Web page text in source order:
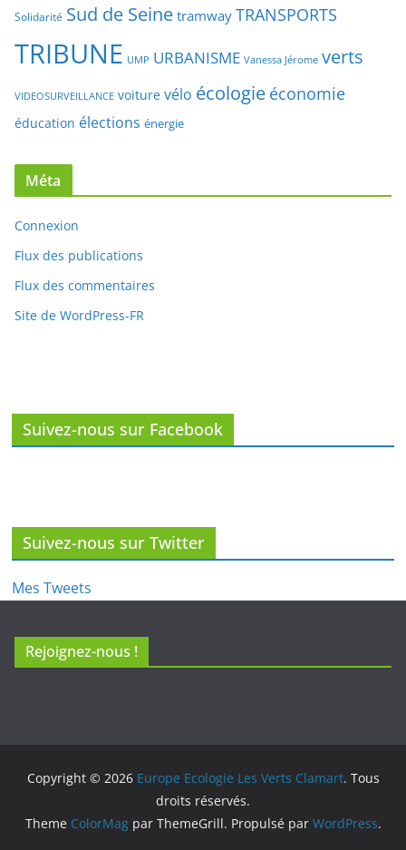
Solidarité Sud de Seine tramway TRANSPORTS
TRIBUNE UMP URBANISME Vanessa Jérome verts
VIDEOSURVEILLANCE voiture vélo écologie économie
éducation élections énergie
Méta
Connexion
Flux des publications
Flux des commentaires
Site de WordPress-FR
Suivez-nous sur Facebook
Suivez-nous sur Twitter
Mes Tweets
Rejoignez-nous !
Copyright © 2026 Europe Ecologie Les Verts Clamart. Tous
droits réservés.
Theme ColorMagpar ThemeGrill. Propulsé par WordPress.